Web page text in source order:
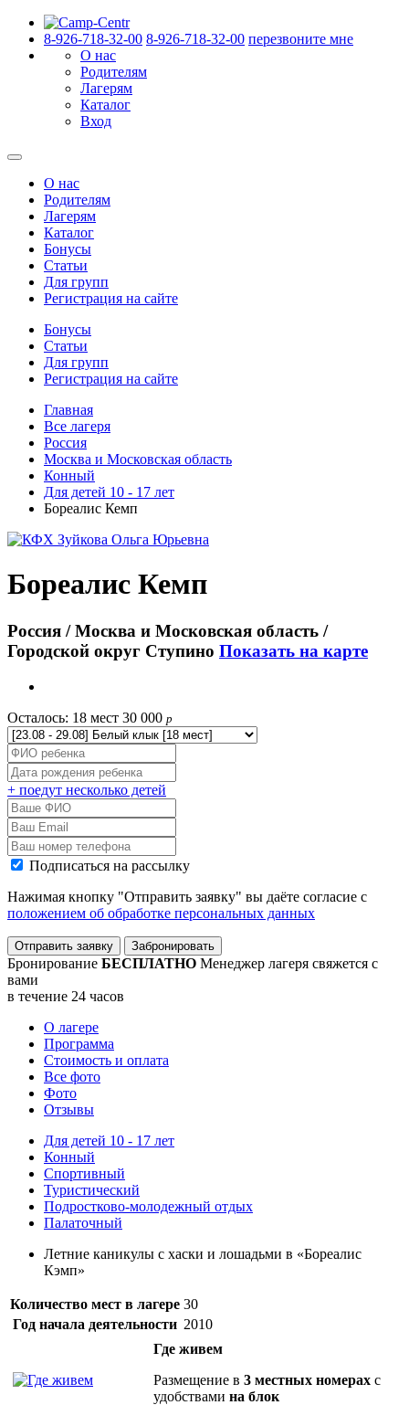
8-926-718-32-00 8-926-718-32-00 перезвоните мне
О нас
Родителям
Лагерям
Каталог
Вход
О нас
Родителям
Лагерям
Каталог
Бонусы
Статьи
Для групп
Регистрация на сайте
Бонусы
Статьи
Для групп
Регистрация на сайте
Главная
Все лагеря
Россия
Москва и Московская область
Конный
Для детей 10 - 17 лет
Бореалис Кемп
Бореалис Кемп
Россия / Москва и Московская область /
Городской округ Ступино Показать на карте
Осталось: 18 мест 30 000 p
+ поедут несколько детей
Подписаться на рассылку
Нажимая кнопку "Отправить заявку" вы даёте согласие с
положением об обработке персональных данных
Отправить заявку Забронировать
Бронирование БЕСПЛАТНО Менеджер лагеря свяжется с
вами
в течение 24 часов
О лагере
Программа
Стоимость и оплата
Все фото
Фото
Отзывы
Для детей 10 - 17 лет
Конный
Спортивный
Туристический
Подростково-молодежный отдых
Палаточный
Летние каникулы с хаски и лошадьми в «Бореалис
Кэмп»
Количество мест в лагере 30
Год начала деятельности 2010
Где живем
Размещение в 3 местных номерах с
удобствами на блок